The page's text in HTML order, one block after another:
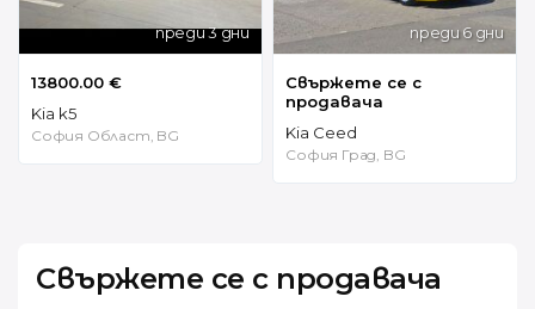
преди 3 дни
13800.00 €
Kia k5
София Област, BG
преди 6 дни
Свържете се с
продавача
Kia Ceed
София Град, BG
Свържете се с продавача